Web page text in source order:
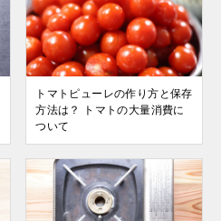
トマトピューレの作り方と保存
方法は？ トマトの大量消費に
ついて